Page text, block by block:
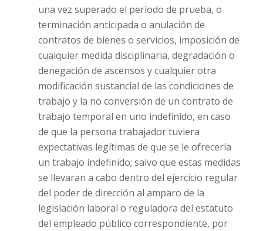
una vez superado el período de prueba, o
terminación anticipada o anulación de
contratos de bienes o servicios, imposición de
cualquier medida disciplinaria, degradación o
denegación de ascensos y cualquier otra
modificación sustancial de las condiciones de
trabajo y la no conversión de un contrato de
trabajo temporal en uno indefinido, en caso
de que la persona trabajador tuviera
expectativas legítimas de que se le ofrecería
un trabajo indefinido; salvo que estas medidas
se llevaran a cabo dentro del ejercicio regular
del poder de dirección al amparo de la
legislación laboral o reguladora del estatuto
del empleado público correspondiente, por